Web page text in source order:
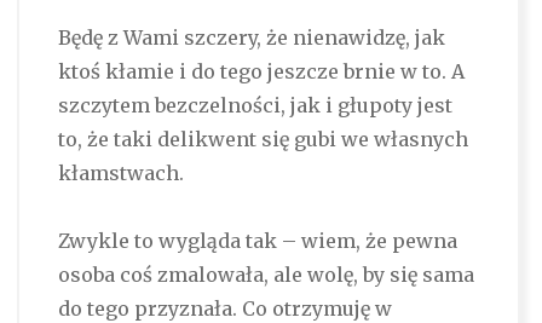
Będę z Wami szczery, że nienawidzę, jak
ktoś kłamie i do tego jeszcze brnie w to. A
szczytem bezczelności, jak i głupoty jest
to, że taki delikwent się gubi we własnych
kłamstwach.
Zwykle to wygląda tak – wiem, że pewna
osoba coś zmalowała, ale wolę, by się sama
do tego przyznała. Co otrzymuję w